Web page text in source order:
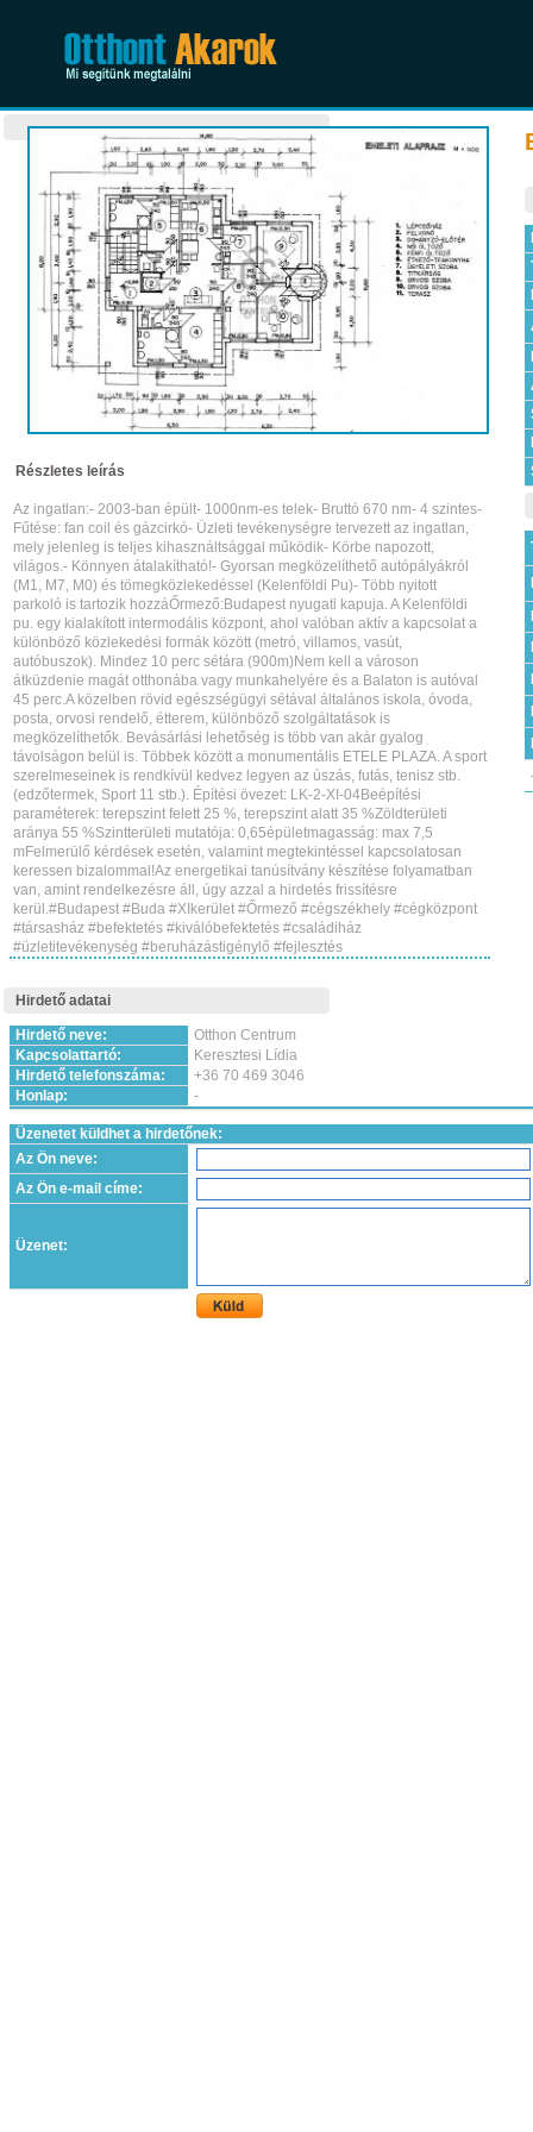
Részletes leírás
Az ingatlan:- 2003-ban épült- 1000nm-es telek- Bruttó 670 nm- 4 szintes-
Fűtése: fan coil és gázcirkó- Üzleti tevékenységre tervezett az ingatlan,
mely jelenleg is teljes kihasználtsággal működik- Körbe napozott,
világos.- Könnyen átalakítható!- Gyorsan megközelíthető autópályákról
(M1, M7, M0) és tömegközlekedéssel (Kelenföldi Pu)- Több nyitott
parkoló is tartozik hozzáŐrmező:Budapest nyugati kapuja. A Kelenföldi
pu. egy kialakított intermodális központ, ahol valóban aktív a kapcsolat a
különböző közlekedési formák között (metró, villamos, vasút,
autóbuszok). Mindez 10 perc sétára (900m)Nem kell a városon
átküzdenie magát otthonába vagy munkahelyére és a Balaton is autóval
45 perc.A közelben rövid egészségügyi sétával általános iskola, óvoda,
posta, orvosi rendelő, étterem, különböző szolgáltatások is
megközelíthetők. Bevásárlási lehetőség is több van akár gyalog
távolságon belül is. Többek között a monumentális ETELE PLAZA. A sport
szerelmeseinek is rendkívül kedvez legyen az úszás, futás, tenisz stb.
(edzőtermek, Sport 11 stb.). Építési övezet: LK-2-XI-04Beépítési
paraméterek: terepszint felett 25 %, terepszint alatt 35 %Zöldterületi
aránya 55 %Szintterületi mutatója: 0,65épületmagasság: max 7,5
mFelmerülő kérdések esetén, valamint megtekintéssel kapcsolatosan
keressen bizalommal!Az energetikai tanúsítvány készítése folyamatban
van, amint rendelkezésre áll, úgy azzal a hirdetés frissítésre
kerül.#Budapest #Buda #XIkerület #Őrmező #cégszékhely #cégközpont
#társasház #befektetés #kiválóbefektetés #családiház
#üzletitevékenység #beruházástigénylő #fejlesztés
Hirdető adatai
Hirdető neve:
Otthon Centrum
Kapcsolattartó:
Keresztesi Lídia
Hirdető telefonszáma:
+36 70 469 3046
Honlap:
-
Üzenetet küldhet a hirdetőnek:
Az Ön neve:
Az Ön e-mail címe:
Üzenet: